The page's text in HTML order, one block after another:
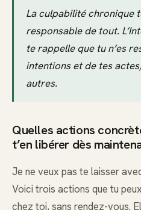
La culpabilité chronique
responsable de tout.
te rappelle que tu n’es
intentions et de tes
autres.
Quelles actions
t’en libérer dès
Je ne veux pas te laisser
Voici trois actions que tu
chez toi, sans rendez-vous.